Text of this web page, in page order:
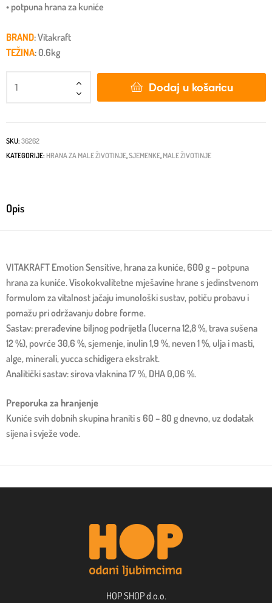
• potpuna hrana za kuniće
BRAND: Vitakraft
TEŽINA: 0.6kg
Dodaj u košaricu
SKU: 36262
KATEGORIJE: HRANA ZA MALE ŽIVOTINJE,SJEMENKE, MALE ŽIVOTINJE
Opis
VITAKRAFT Emotion Sensitive, hrana za kuniće, 600 g – potpuna
hrana za kuniće. Visokokvalitetne mješavine hrane s jedinstvenom
formulom za vitalnost jačaju imunološki sustav, potiču probavu i
pomažu pri održavanju dobre forme.
Sastav: prerađevine biljnog podrijetla (lucerna 12,8 %, trava sušena
12 %), povrće 30,6 %, sjemenje, inulin 1,9 %, neven 1 %, ulja i masti,
alge, minerali, yucca schidigera ekstrakt.
Analitički sastav: sirova vlaknina 17 %, DHA 0,06 %.
Preporuka za hranjenje
Kuniće svih dobnih skupina hraniti s 60 – 80 g dnevno, uz dodatak
sijena i svježe vode.
HOP SHOP d.o.o.